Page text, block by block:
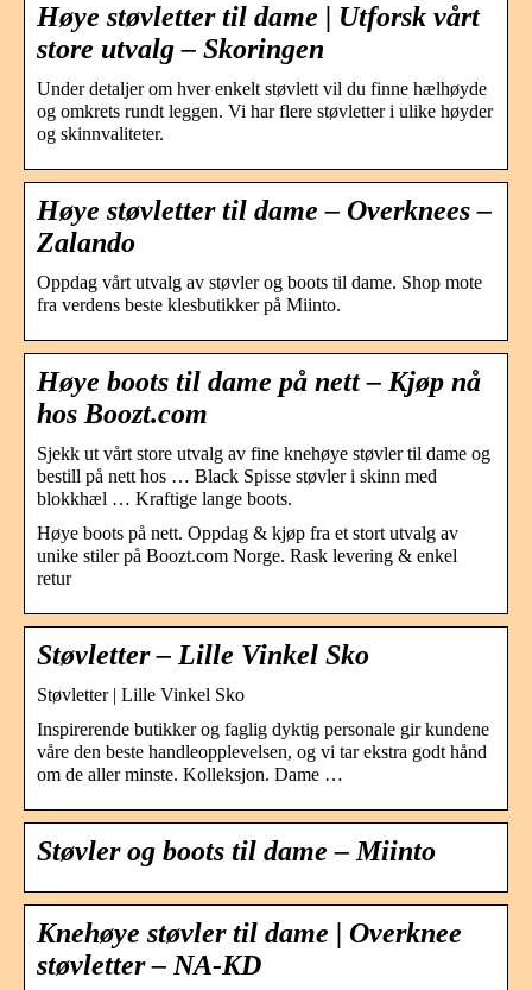
Høye støvletter til dame | Utforsk vårt
store utvalg – Skoringen
Under detaljer om hver enkelt støvlett vil du finne hælhøyde
og omkrets rundt leggen. Vi har flere støvletter i ulike høyder
og skinnvaliteter.
Høye støvletter til dame – Overknees –
Zalando
Oppdag vårt utvalg av støvler og boots til dame. Shop mote
fra verdens beste klesbutikker på Miinto.
Høye boots til dame på nett – Kjøp nå
hos Boozt.com
Sjekk ut vårt store utvalg av fine knehøye støvler til dame og
bestill på nett hos … Black Spisse støvler i skinn med
blokkhæl … Kraftige lange boots.
Høye boots på nett. Oppdag & kjøp fra et stort utvalg av
unike stiler på Boozt.com Norge. Rask levering & enkel
retur
Støvletter – Lille Vinkel Sko
Støvletter | Lille Vinkel Sko
Inspirerende butikker og faglig dyktig personale gir kundene
våre den beste handleopplevelsen, og vi tar ekstra godt hånd
om de aller minste. Kolleksjon. Dame …
Støvler og boots til dame – Miinto
Knehøye støvler til dame | Overknee
støvletter – NA-KD